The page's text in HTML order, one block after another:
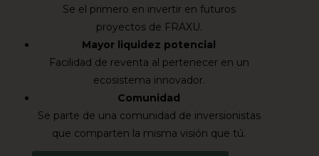
Se el primero en invertir en futuros
proyectos de FRAXU.
Mayor liquidez potencial
Facilidad de reventa al pertenecer en un
ecosistema innovador.
Comunidad
Se parte de una comunidad de inversionistas
que comparten la misma visión que tú.